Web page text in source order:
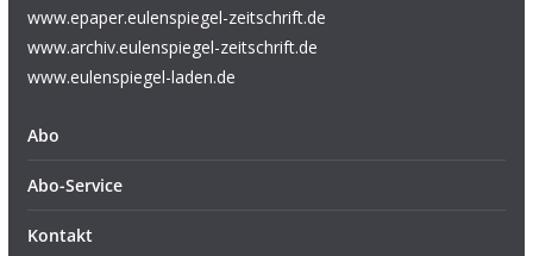
www.epaper.eulenspiegel-zeitschrift.de
www.archiv.eulenspiegel-zeitschrift.de
www.eulenspiegel-laden.de
Abo
Abo-Service
Kontakt